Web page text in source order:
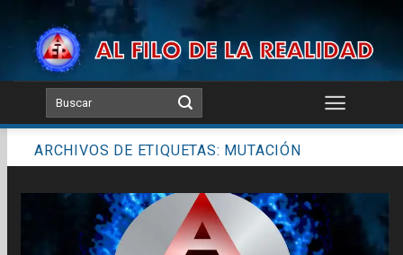
content
ARCHIVOS DE ETIQUETAS: MUTACIÓN